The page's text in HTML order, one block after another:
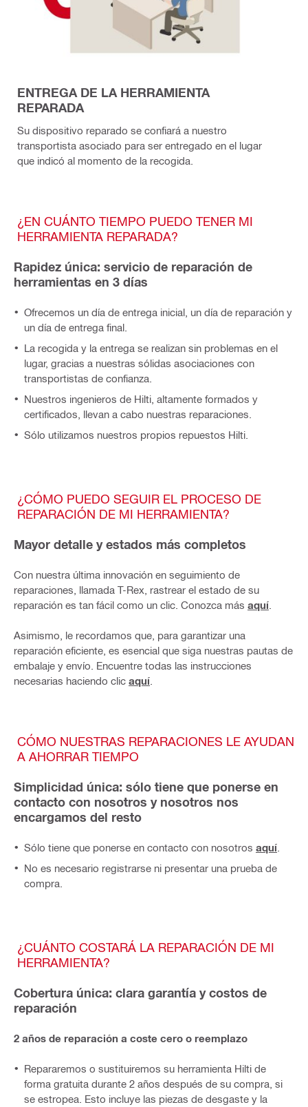
ENTREGA DE LA HERRAMIENTA
REPARADA
Su dispositivo reparado se confiará a nuestro
transportista asociado para ser entregado en el lugar
que indicó al momento de la recogida.
¿EN CUÁNTO TIEMPO PUEDO TENER MI
HERRAMIENTA REPARADA?
Rapidez única: servicio de reparación de
herramientas en 3 días
Ofrecemos un día de entrega inicial, un día de reparación y
un día de entrega final.
La recogida y la entrega se realizan sin problemas en el
lugar, gracias a nuestras sólidas asociaciones con
transportistas de confianza.
Nuestros ingenieros de Hilti, altamente formados y
certificados, llevan a cabo nuestras reparaciones.
Sólo utilizamos nuestros propios repuestos Hilti.
¿CÓMO PUEDO SEGUIR EL PROCESO DE
REPARACIÓN DE MI HERRAMIENTA?
Mayor detalle y estados más completos
Con nuestra última innovación en seguimiento de
reparaciones, llamada T-Rex, rastrear el estado de su
reparación es tan fácil como un clic. Conozca más aquí
Asimismo, le recordamos que, para garantizar una
reparación eficiente, es esencial que siga nuestras pautas de
embalaje y envío. Encuentre todas las instrucciones
necesarias haciendo clic aquí
CÓMO NUESTRAS REPARACIONES LE AYUDAN
A AHORRAR TIEMPO
Simplicidad única: sólo tiene que ponerse en
contacto con nosotros y nosotros nos
encargamos del resto
Sólo tiene que ponerse en contacto con nosotros aquí
No es necesario registrarse ni presentar una prueba de
compra.
¿CUÁNTO COSTARÁ LA REPARACIÓN DE MI
HERRAMIENTA?
Cobertura única: clara garantía y costos de
reparación
2 años de reparación a coste cero o reemplazo
Repararemos o sustituiremos su herramienta Hilti de
forma gratuita durante 2 años después de su compra, si
se estropea. Esto incluye las piezas de desgaste y la